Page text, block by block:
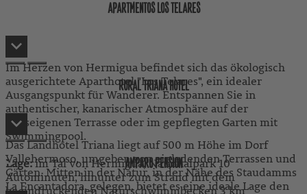
APARTMENTOS LOS TELARES
Im Herzen von Hermigua befindet sich das ökologisch
ausgerichtete Aparthotel "Los Telares", ein idealer
Ausgangspunkt für Wanderer. Entspannen Sie in
authentischer, kanarischer Atmosphäre auf der
hauseigenen Terrasse oder im gepflegten Garten mit
Swimmingpool.
Lage:im Tal von Hermigua, Nationalpark 10
Autominuten, hinunter zum Strand mit dem
beeindruckenden Naturschwimmbecken 3 km
RURAL TRIANA HOTEL
Das Landhotel Triana liegt auf 500 m Höhe im Dorf
Vallehermoso, umgeben von einladenden Terrassen und
Gärten. Mitten in der Natur, in der Nähe des Staudamms
La Encantadora, gelegen, bietet es eine ideale Lage den
AMPARO PENSION